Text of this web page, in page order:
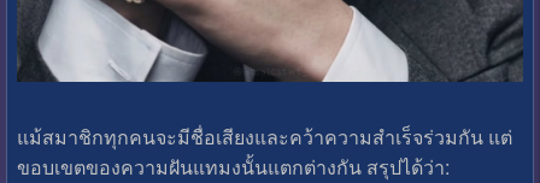
แม้สมาชิกทุกคนจะมีชื่อเสียงและคว้าความสำเร็จร่วมกัน แต่
ขอบเขตของความฝันแทมงนั้นแตกต่างกัน สรุปได้ว่า: